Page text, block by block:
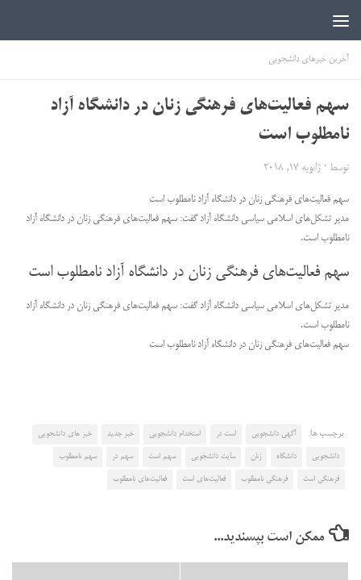
آخرین خبرهای دانشجویی
سهم فعالیت‌های فرهنگی زنان در دانشگاه آزاد
نامطلوب است
توسط · ژانویه 17, 2018
سهم فعالیت‌های فرهنگی زنان در دانشگاه آزاد نامطلوب است
مدیر تشکل‌های اسلامی سیاسی دانشگاه آزاد گفت: سهم فعالیت‌های فرهنگی زنان در دانشگاه آزاد
نامطلوب است.
سهم فعالیت‌های فرهنگی زنان در دانشگاه آزاد نامطلوب است
مدیر تشکل‌های اسلامی سیاسی دانشگاه آزاد گفت: سهم فعالیت‌های فرهنگی زنان در دانشگاه آزاد
نامطلوب است.
سهم فعالیت‌های فرهنگی زنان در دانشگاه آزاد نامطلوب است
برچسب ها: آگهی دانشجویی است در استخدام دانشجویی خبر جدید خبر های دانشجویی
دانشجویی دانشگاه زنان سایت دانشجویی سهم است سهم در سهم نامطلوب
فرهنگی است فرهنگی نامطلوب فعالیت‌های است فعالیت‌های نامطلوب
ممکن است بپسندید...